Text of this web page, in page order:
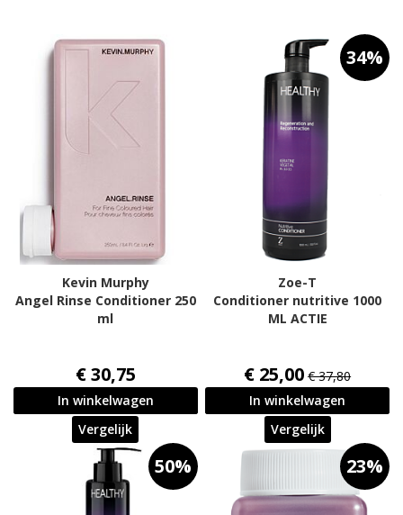
Kevin Murphy
Angel Rinse Conditioner 250
ml
€ 30,75
In winkelwagen
Vergelijk
34%
Zoe-T
Conditioner nutritive 1000
ML ACTIE
€ 25,00 € 37,80
In winkelwagen
Vergelijk
50% 23%